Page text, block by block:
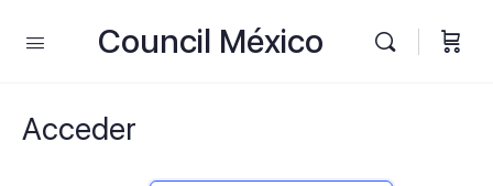
Council México
Acceder